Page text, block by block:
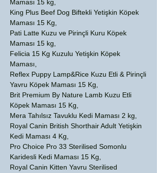
Maması 15 kg,
King Plus Beef Dog Biftekli Yetişkin Köpek
Maması 15 Kg,
Pati Latte Kuzu ve Pirinçli Kuru Köpek
Maması 15 kg,
Felicia 15 Kg Kuzulu Yetişkin Köpek
Maması,
Reflex Puppy Lamp&Rice Kuzu Etli & Pirinçli
Yavru Köpek Maması 15 Kg,
Brit Premium By Nature Lamb Kuzu Etli
Köpek Maması 15 Kg,
Mera Tahılsız Tavuklu Kedi Maması 2 kg,
Royal Canin British Shorthair Adult Yetişkin
Kedi Maması 4 Kg,
Pro Choice Pro 33 Sterilised Somonlu
Karidesli Kedi Maması 15 Kg,
Royal Canin Kitten Yavru Sterilised